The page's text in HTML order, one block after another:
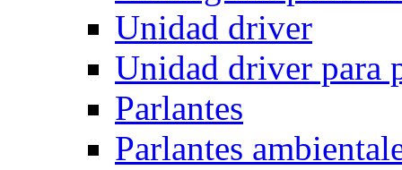
Unidad driver
Unidad driver para
Parlantes
Parlantes